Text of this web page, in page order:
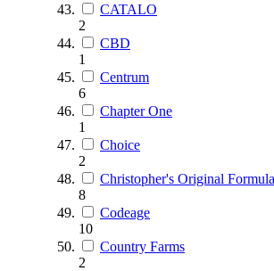
CATALO
2
CBD
1
Centrum
6
Chapter One
1
Choice
2
Christopher's Original
8
Codeage
10
Country Farms
2